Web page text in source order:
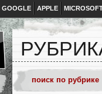
GOOGLE APPLE